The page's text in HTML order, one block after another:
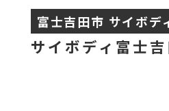
富士吉田市 サイボデ
サイボディ富士